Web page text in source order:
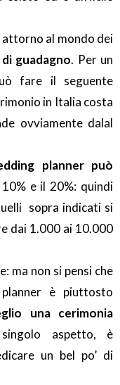
al mondo dei
guadagno. Per un
fare il seguente
in Italia costa
ovviamente dalal
planner può
e il 20%: quindi
sopra indicati si
dai 1.000 ai 10.000
ma non si pensi che
è piuttosto
una cerimonia
aspetto, è
un bel po’ di